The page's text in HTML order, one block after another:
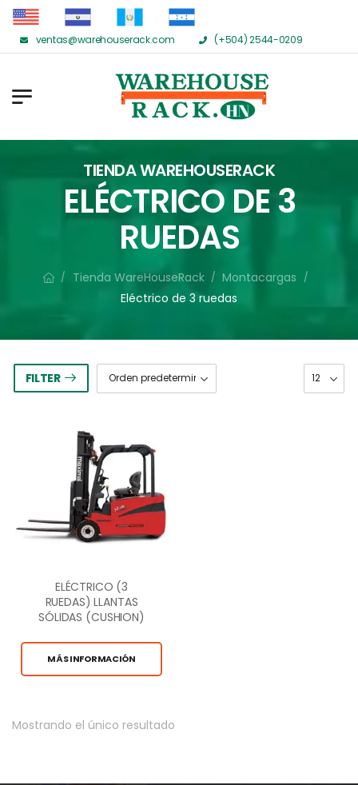
ventas@warehouserack.com (+504) 2544-0209
TIENDA WAREHOUSERACK
ELÉCTRICO DE 3
RUEDAS
/ Tienda WareHouseRack / Montacargas /
Eléctrico de 3 ruedas
FILTER
ELÉCTRICO (3
RUEDAS) LLANTAS
SÓLIDAS (CUSHION)
MÁS INFORMACIÓN
Mostrando el único resultado